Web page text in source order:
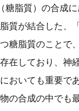
糖脂質）の合成
質が結合した、
糖脂質のことで
在しており、神
おいても重要で
の合成の中でも